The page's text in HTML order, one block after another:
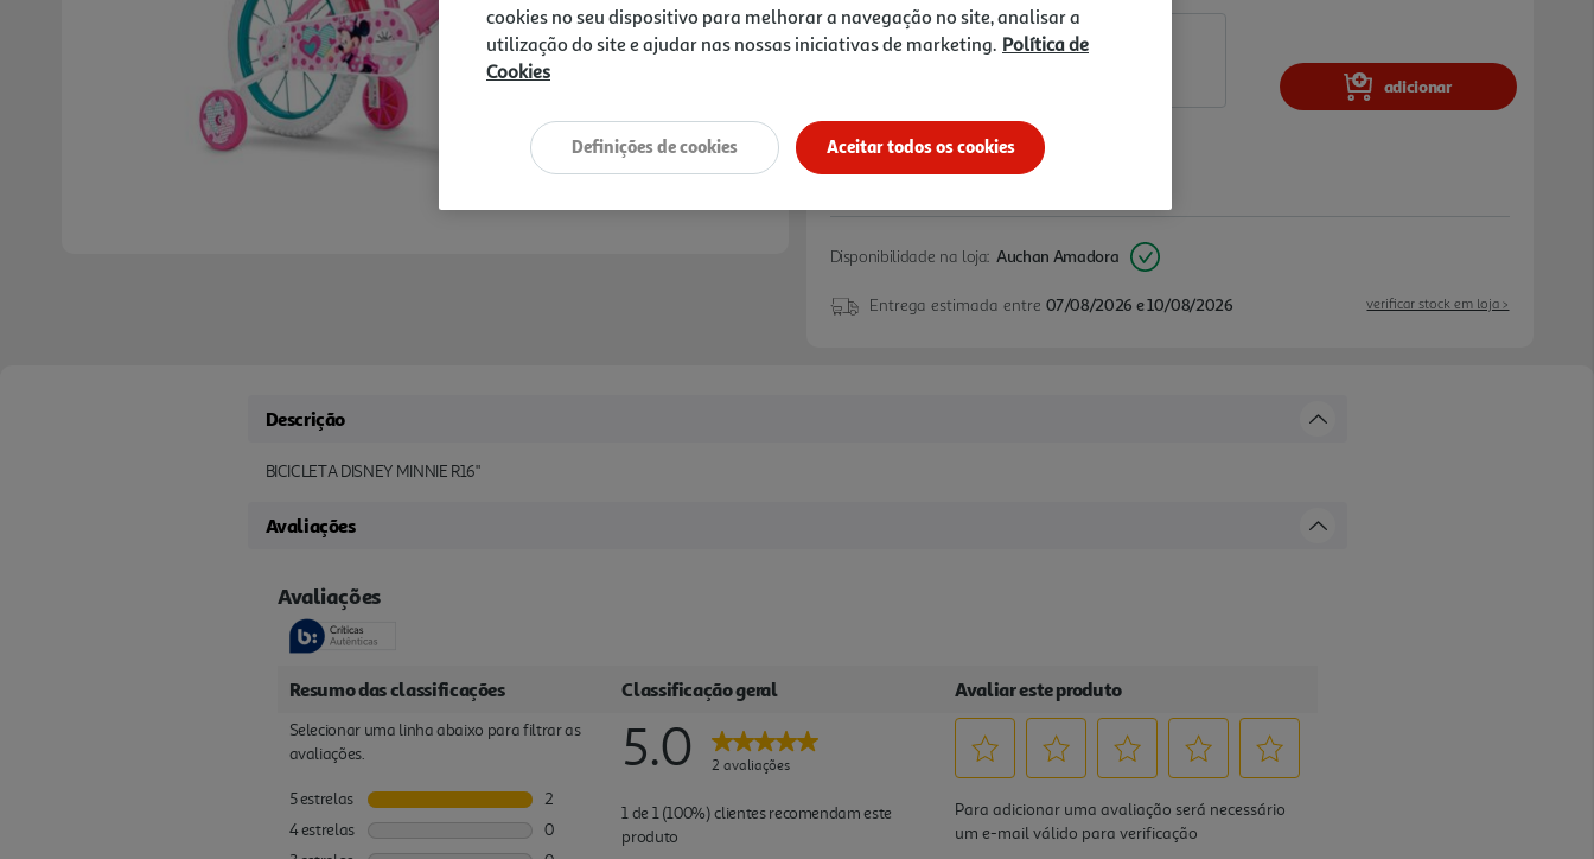
adicionar
Disponibilidade na loja: Auchan Amadora
verificar stock em loja >
Entrega estimada entre 07/08/2026 e 10/08/2026
Descrição
BICICLETA DISNEY MINNIE R16"
Avaliações
cookies no seu dispositivo para melhorar a navegação no site, analisar a
utilização do site e ajudar nas nossas iniciativas de marketing. Política de
Cookies
Aceitar todos os cookies
Definições de cookies